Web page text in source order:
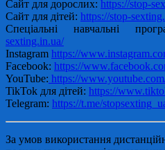
Сайт для дорослих: https://stop-
Сайт для дітей: https://stop-
Спеціальні навчальні
sexting.in.ua/
Instagram https://
Facebook: https://
YouTube: https://
TikTok для дітей: https://
Telegram: https://t.me/
За умов використання